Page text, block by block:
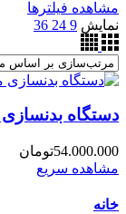
مشاهده فیلترها
نمایش 9
24
36
دستگاه بدنسازی
تومان54.000.000
مشاهده سریع
خانه